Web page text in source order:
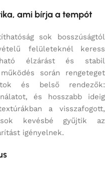
ami bírja a tempót
sok bosszúságtól
felületeknél keress
élzárást és stabil
során rengeteget
és belső rendezők:
és hosszabb ideig
a visszafogott,
kevésbé gyűjtik az
igényelnek.